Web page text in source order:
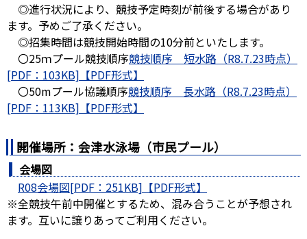
◎進行状況により、競技予定時刻が前後する場合があり
ます。予めご了承ください。
◎招集時間は競技開始時間の10分前といたします。
〇25ｍプール競技順序競技順序 短水路（R8.7.23時点）
[PDF：103KB]
〇50mプール協議順序競技順序 長水路（R8.7.23時点）
[PDF：113KB]
開催場所：会津水泳場（市民プール）
会場図
R08会場図[PDF：251KB]
※全競技午前中開催とするため、混み合うことが予想され
ます。互いに譲りあってご利用ください。